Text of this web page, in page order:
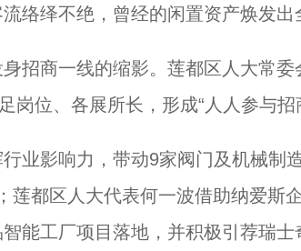
络绎不绝，曾经的闲置资产焕发出
商一线的缩影。莲都区人大常委
岗位、各展所长，形成“人人参与招
影响力，带动9家阀门及机械制造
莲都区人大代表何一波借助纳爱斯
能工厂项目落地，并积极引荐瑞士